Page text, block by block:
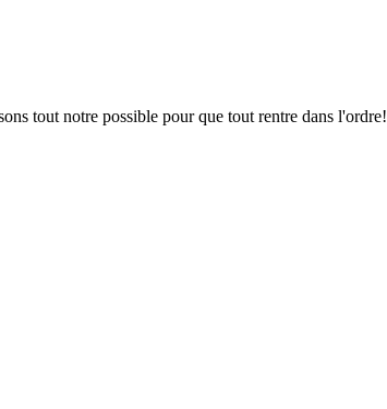
tout notre possible pour que tout rentre dans l'ordre!